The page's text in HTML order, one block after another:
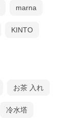
marna
KINTO
お茶 入れ
冷水塔